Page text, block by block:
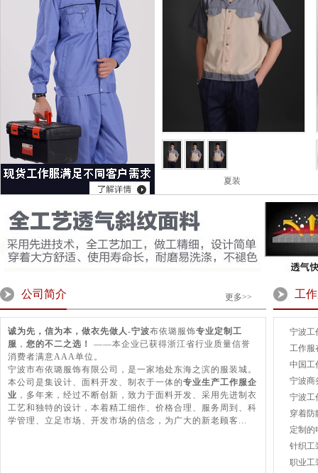
夏装
更多>>
公司简介
诚为先，信为本，做衣先做人-宁波布依璐服饰专业定制工
服 ， 您的不二之选！
——本企业已获得浙江省行业质量信誉
消费者满意AAA单位。
宁波市布依璐服饰有限公司，是一家地处东海之滨的服装城。
本公司是集设计、面料开发、制衣于一体的专业生产工作服企
业 ，多年来，经过不断创新，致力于面料开发、采用先进制衣
工艺和独特的设计，本着精工细作、价格合理、服务周到、科
学管理、立足市场、开发市场的信念，为广大的新老顾客...
工
宁波工
工作服
中国工
宁波商
宁波工
穿着防
定制的
针织工
职业工